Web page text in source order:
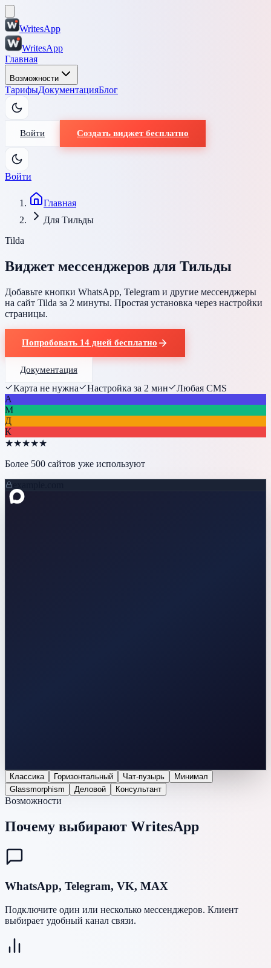
WritesApp
WritesApp
Главная
Возможности
ТарифыДокументацияБлог
Войти Создать виджет бесплатно
Войти
Главная
Для Тильды
Tilda
Виджет мессенджеров для Тильды
Добавьте кнопки WhatsApp, Telegram и другие мессенджеры
на сайт Tilda за 2 минуты. Простая установка через настройки
страницы.
Попробовать 14 дней бесплатно
Документация
Карта не нужна Настройка за 2 мин
Любая CMS
А
М
Д
К
★★★★★
Более 500 сайтов уже используют
Классика Горизонтальный Чат-пузырь
Минимал
Glassmorphism
Деловой Консультант
Возможности
Почему выбирают WritesApp
WhatsApp, Telegram, VK, MAX
Подключите один или несколько мессенджеров. Клиент
выбирает удобный канал связи.